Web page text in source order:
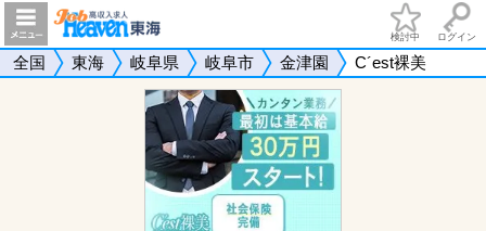
検討中 ログイン
全国 東海 岐阜県 岐阜市 金津園 C´est裸美